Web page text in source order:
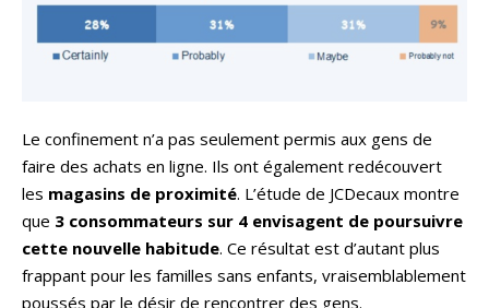
Le confinement n’a pas seulement permis aux gens de
faire des achats en ligne. Ils ont également redécouvert
les magasins de proximité. L’étude de JCDecaux montre
que 3 consommateurs sur 4 envisagent de poursuivre
cette nouvelle habitude. Ce résultat est d’autant plus
frappant pour les familles sans enfants, vraisemblablement
poussés par le désir de rencontrer des gens.